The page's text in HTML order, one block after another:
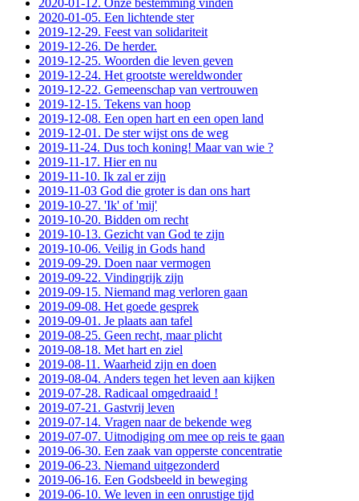
2020-01-12. Onze bestemming vinden
2020-01-05. Een lichtende ster
2019-12-29. Feest van solidariteit
2019-12-26. De herder.
2019-12-25. Woorden die leven geven
2019-12-24. Het grootste wereldwonder
2019-12-22. Gemeenschap van vertrouwen
2019-12-15. Tekens van hoop
2019-12-08. Een open hart en een open land
2019-12-01. De ster wijst ons de weg
2019-11-24. Dus toch koning! Maar van wie ?
2019-11-17. Hier en nu
2019-11-10. Ik zal er zijn
2019-11-03 God die groter is dan ons hart
2019-10-27. 'Ik' of 'mij'
2019-10-20. Bidden om recht
2019-10-13. Gezicht van God te zijn
2019-10-06. Veilig in Gods hand
2019-09-29. Doen naar vermogen
2019-09-22. Vindingrijk zijn
2019-09-15. Niemand mag verloren gaan
2019-09-08. Het goede gesprek
2019-09-01. Je plaats aan tafel
2019-08-25. Geen recht, maar plicht
2019-08-18. Met hart en ziel
2019-08-11. Waarheid zijn en doen
2019-08-04. Anders tegen het leven aan kijken
2019-07-28. Radicaal omgedraaid !
2019-07-21. Gastvrij leven
2019-07-14. Vragen naar de bekende weg
2019-07-07. Uitnodiging om mee op reis te gaan
2019-06-30. Een zaak van opperste concentratie
2019-06-23. Niemand uitgezonderd
2019-06-16. Een Godsbeeld in beweging
2019-06-10. We leven in een onrustige tijd